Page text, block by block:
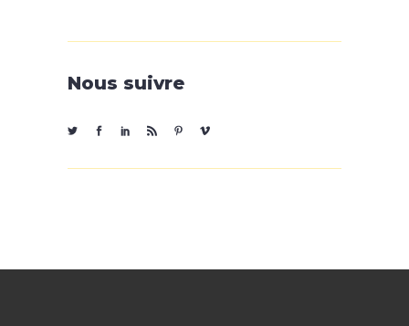
Nous suivre